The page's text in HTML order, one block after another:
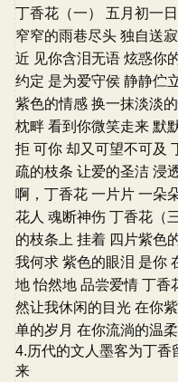
丁香花（一） 五月初一
窄窄的雨巷尽头 独自送
近 见你含泪无语 炫惑你
约定 是为爱守侯 静静伫
紫色的情感 换一抹淡淡
枕畔 看到你微笑走来 默
拒 可你 却又可望不可及
疏的枝条 让爱的圣洁 浸
啊，丁香花 一片片 一朵
花人 魂断神伤 丁香花（
的枝条上 挂着 四片紫色
我何求 紫色的眼泪 是你
地 怡然地 品尝爱情 丁香
然让我休闲的目光 在你
单的岁月 在你流淌的温柔
4.历代的文人墨客为丁香
来